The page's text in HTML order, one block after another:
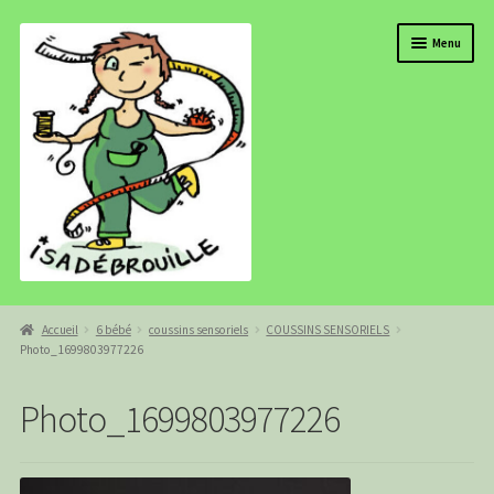
navigation
au
Menu
BOUTIQUE
ISADEBROUILLE
AGENDA
Accueil 6 bébé coussins sensoriels
COUSSINS SENSORIELS
Photo_1699803977226
Photo_1699803977226